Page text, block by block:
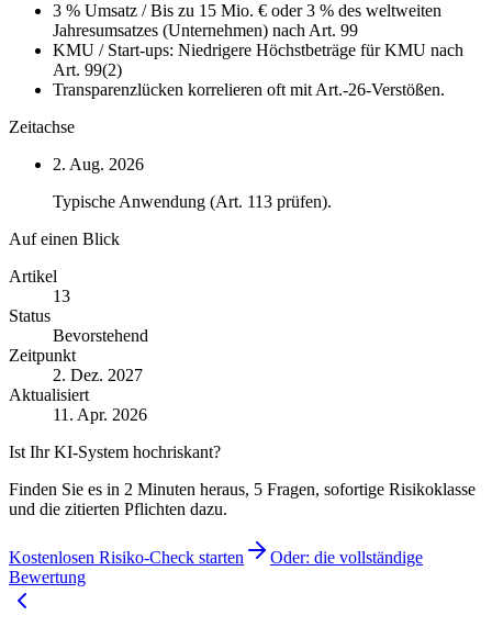
3 % Umsatz / Bis zu 15 Mio. € oder 3 % des weltweiten
Jahresumsatzes (Unternehmen) nach Art. 99
KMU / Start-ups: Niedrigere Höchstbeträge für KMU nach
Art. 99(2)
Transparenzlücken korrelieren oft mit Art.-26-Verstößen.
Zeitachse
2. Aug. 2026
Typische Anwendung (Art. 113 prüfen).
Auf einen Blick
Artikel
13
Status
Bevorstehend
Zeitpunkt
2. Dez. 2027
Aktualisiert
11. Apr. 2026
Ist Ihr KI-System hochriskant?
Finden Sie es in 2 Minuten heraus, 5 Fragen, sofortige Risikoklasse
und die zitierten Pflichten dazu.
Kostenlosen Risiko-Check starten
Oder: die vollständige
Bewertung